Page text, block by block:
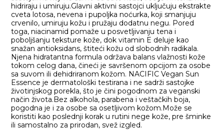
hidriraju i umiruju.Glavni aktivni sastojci uključuju ekstrakte
cveta lotosa, nevena i pupoljka noćurka, koji smanjuju
crvenilo, umiruju kožu i pružaju dodatnu negu. Pored
toga, niacinamid pomaže u posvetljivanju tena i
poboljšanju teksture kože, dok vitamin E deluje kao
snažan antioksidans, štiteći kožu od slobodnih radikala.
Njena hidratantna formula održava balans vlažnosti kože
tokom celog dana, čineći je savršenom opcijom za osobe
sa suvom ili dehidriranom kožom. NACIFIC Vegan Sun
Essence je dermatološki testirana i ne sadrži sastojke
životinjskog porekla, što je čini pogodnom za veganski
način života.Bez alkohola, parabena i veštačkih boja,
pogodna je i za osobe sa osetljivom kožom.Može se
koristiti kao poslednji korak u rutini nege kože, pre šminke
ili samostalno za prirodan, svež izgled.